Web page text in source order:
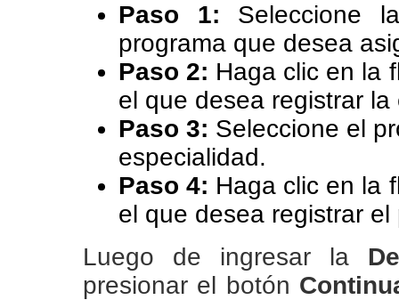
Paso 1: Seleccione
programa que desea
Paso 2: Haga clic en la
el que desea registrar
Paso 3: Seleccione el
especialidad.
Paso 4: Haga clic en la
el que desea registrar
Luego de ingresar la
presionar el botón